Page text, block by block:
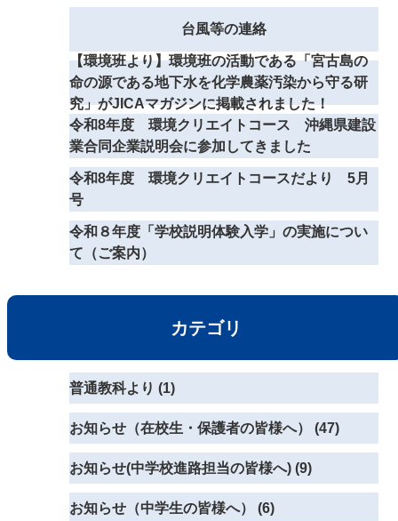
台風等の連絡
【環境班より】環境班の活動である「宮古島の
命の源である地下水を化学農薬汚染から守る研
究」がJICAマガジンに掲載されました！
令和8年度 環境クリエイトコース 沖縄県建設
業合同企業説明会に参加してきました
令和8年度 環境クリエイトコースだより 5月
号
令和８年度「学校説明体験入学」の実施につい
て（ご案内）
カテゴリ
普通教科より (1)
お知らせ（在校生・保護者の皆様へ） (47)
お知らせ(中学校進路担当の皆様へ) (9)
お知らせ（中学生の皆様へ） (6)